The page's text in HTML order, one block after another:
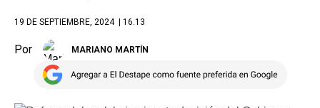
19 DE SEPTIEMBRE, 2024 | 16.13
Por MARIANO MARTÍN